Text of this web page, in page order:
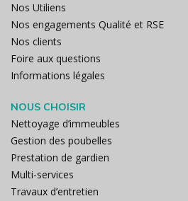
Nos Utiliens
Nos engagements Qualité et RSE
Nos clients
Foire aux questions
Informations légales
NOUS CHOISIR
Nettoyage d’immeubles
Gestion des poubelles
Prestation de gardien
Multi-services
Travaux d’entretien